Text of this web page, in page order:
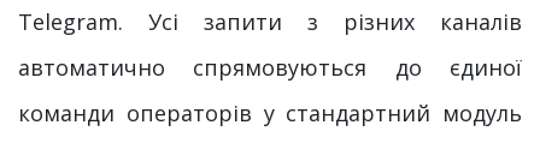
Telegram. Усі запити з різних каналів
автоматично спрямовуються до єдиної
команди операторів у стандартний модуль